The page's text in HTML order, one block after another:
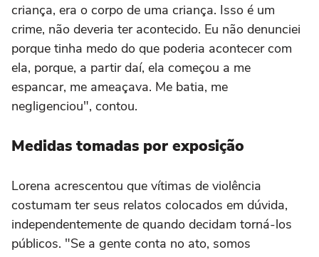
criança, era o corpo de uma criança. Isso é um
crime, não deveria ter acontecido. Eu não denunciei
porque tinha medo do que poderia acontecer com
ela, porque, a partir daí, ela começou a me
espancar, me ameaçava. Me batia, me
negligenciou", contou.
Medidas tomadas por exposição
Lorena acrescentou que vítimas de violência
costumam ter seus relatos colocados em dúvida,
independentemente de quando decidam torná-los
públicos. "Se a gente conta no ato, somos